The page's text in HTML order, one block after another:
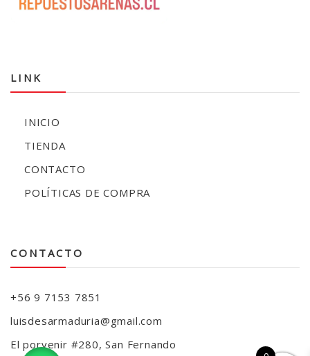
LINK
INICIO
TIENDA
CONTACTO
POLÍTICAS DE COMPRA
CONTACTO
+56 9 7153 7851
luisdesarmaduria@gmail.com
El porvenir #280, San Fernando